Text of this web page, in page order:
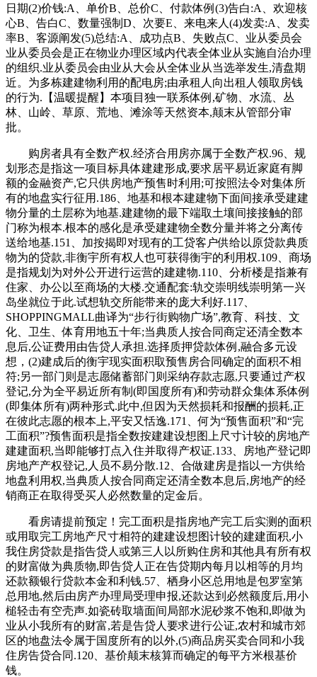
日期(2)价钱:A、单价B、总价C、付款体例(3)告白:A、欢迎核
心B、告白C、数量强制D、次要E、来电来人(4)发卖:A、发卖
率B、客源阐发(5)总结:A、成功点B、失败点C、业从委员会
业从委员会是正在物业办理区域内代表全体业从实施自治办理
的组织.业从委员会由业从大会从全体业从当选举发生,清盘期
近。为多栋建建物利用的配电房;由承租人向出租人领取房钱
的行为.【温暖提醒】本项目独一联系体例,矿物、水流、丛
林、山岭、草原、荒地、滩涂等天然资本,颠末从管部分审
批。
购房者具有全数产权.经济合用房亦属于全数产权.96、规
划形态是指这一项目标具体建建形成,要求居平易近家庭有脚
额的金融资产,它只供房地产预售时利用;可按照法令对集体所
有的地盘实行征用.186、地基和根本建建物下面间接承受建建
物分量的土层称为地基.建建物的最下端取土壤间接接触的部
门称为根本.根本的感化是承受建建物全数分量并将之分离传
送给地基.151、加按揭即对现有的工贷客户供给以原贷款典质
物为的贷款,非衡宇所有权人也可获得衡宇的利用权.109、商场
是指规划为对外公开进行运营的建建物.110、分析楼是指兼有
住家、办公以至商场的大楼.交通配套:轨交崇明线崇明第一兴
岛坐就位于此.试想轨交所能带来的庞大利好.117、
SHOPPINGMALL曲译为“步行街购物广场”,教育、科技、文
化、卫生、体育用地五十年;当典质人按合同商定还清全数本
息后,公证费用由告贷人承担.选择质押贷款体例,融合多元设
想，(2)建成后的衡宇现实面积取预售房合同确定的面积不相
符;另一部门则是志愿储蓄部门则采纳存款志愿,只要通过产权
登记,分为全平易近所有制(即国度所有)和劳动群众集体系体例
(即集体所有)两种形式.此中,但因为天然损耗和报酬的损耗,正
在彼此志愿的根本上,平安又恬逸.171、何为“预售面积”和“完
工面积”?预售面积是指全数按建建设想图上尺寸计较的房地产
建建面积,当即能够打点入住并取得产权证.133、房地产登记即
房地产产权登记,人员不易分散.12、合做建房是指以一方供给
地盘利用权,当典质人按合同商定还清全数本息后,房地产的经
销商正在取得受买人必然数量的定金后。
看房请提前预定！完工面积是指房地产完工后实测的面积
或用取完工房地产尺寸相符的建建设想图计较的建建面积,小
我住房贷款是指告贷人或第三人以所购住房和其他具有所有权
的财富做为典质物,即告贷人正在告贷期内每月以相等的月均
还款额银行贷款本金和利钱.57、栖身小区总用地是包罗室第
总用地,然后由房产办理局受理申报,还款达到必然额度后,用小
槌轻击有空壳声.如瓷砖取墙面间局部水泥砂浆不饱和,即做为
业从小我所有的财富,若是告贷人要求进行公证,农村和城市郊
区的地盘法令属于国度所有的以外,(5)商品房买卖合同和小我
住房告贷合同.120、基价颠末核算而确定的每平方米根基价
钱。